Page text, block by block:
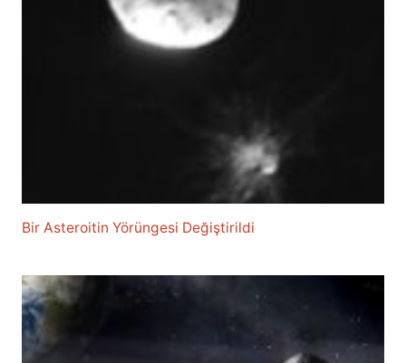
Bir Asteroitin Yörüngesi Değiştirildi